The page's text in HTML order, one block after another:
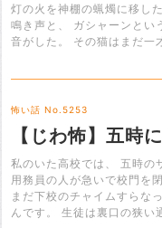
灯の火を神棚の蝋燭に移し
鳴き声と、 ガシャーンとい
音がした。 その猫はまだ一
怖い話 No.5253
【じわ怖】五時
私のいた高校では、 五時の
用務員の人が急いで校門を
まだ下校のチャイムすらな
んです。 生徒は裏口の狭い